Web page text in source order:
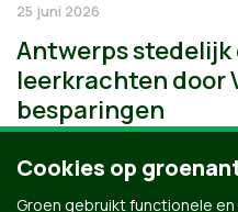
25 juni 2026
Antwerps
leerkrachten door
besparingen
Cookies op
Groen gebruikt functionele